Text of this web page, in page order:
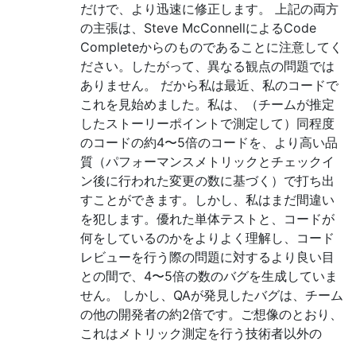
だけで、より迅速に修正します。 上記の両方
の主張は、Steve McConnellによるCode
Completeからのものであることに注意してく
ださい。したがって、異なる観点の問題では
ありません。 だから私は最近、私のコードで
これを見始めました。私は、（チームが推定
したストーリーポイントで測定して）同程度
のコードの約4〜5倍のコードを、より高い品
質（パフォーマンスメトリックとチェックイ
ン後に行われた変更の数に基づく）で打ち出
すことができます。しかし、私はまだ間違い
を犯します。優れた単体テストと、コードが
何をしているのかをよりよく理解し、コード
レビューを行う際の問題に対するより良い目
との間で、4〜5倍の数のバグを生成していま
せん。 しかし、QAが発見したバグは、チーム
の他の開発者の約2倍です。ご想像のとおり、
これはメトリック測定を行う技術者以外の